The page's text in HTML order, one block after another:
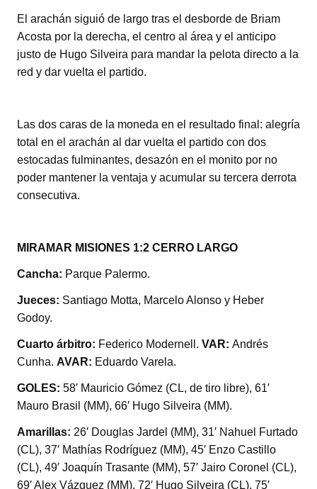
El arachán siguió de largo tras el desborde de Briam
Acosta por la derecha, el centro al área y el anticipo
justo de Hugo Silveira para mandar la pelota directo a la
red y dar vuelta el partido.
Las dos caras de la moneda en el resultado final: alegría
total en el arachán al dar vuelta el partido con dos
estocadas fulminantes, desazón en el monito por no
poder mantener la ventaja y acumular su tercera derrota
consecutiva.
MIRAMAR MISIONES 1:2 CERRO LARGO
Cancha: Parque Palermo.
Jueces: Santiago Motta, Marcelo Alonso y Heber
Godoy.
Cuarto árbitro: Federico Modernell. VAR: Andrés
Cunha. AVAR: Eduardo Varela.
GOLES: 58′ Mauricio Gómez (CL, de tiro libre), 61′
Mauro Brasil (MM), 66′ Hugo Silveira (MM).
Amarillas: 26′ Douglas Jardel (MM), 31′ Nahuel Furtado
(CL), 37′ Mathías Rodríguez (MM), 45′ Enzo Castillo
(CL), 49′ Joaquín Trasante (MM), 57′ Jairo Coronel (CL),
69′ Alex Vázquez (MM), 72′ Hugo Silveira (CL), 75′